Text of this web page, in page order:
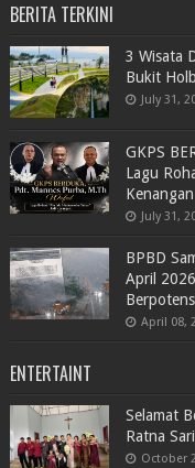
BERITA TERKINI
3 Wisata
Bukit
July 31,
GKPS
Lagu
Kenangan
July 31,
BPBD
April
April 08,
ENTERTAINT
Selamat
Ratna
October